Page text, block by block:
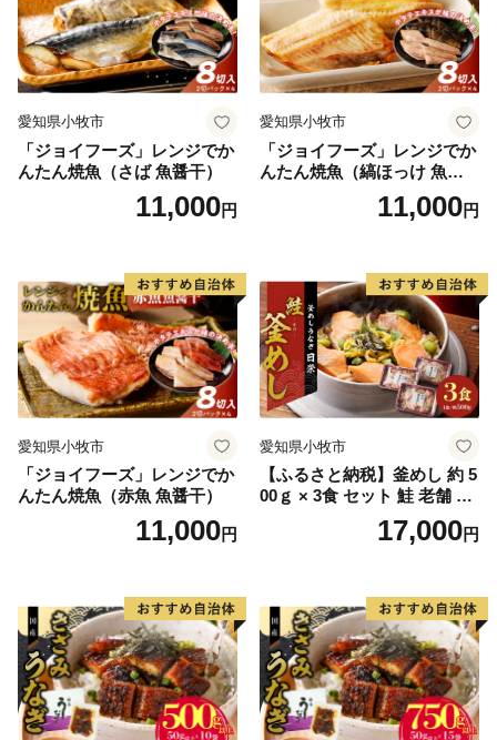
愛知県小牧市
「ジョイフーズ」レンジでか
んたん焼魚（さば 魚醤干）
11,000円
愛知県小牧市
「ジョイフーズ」レンジでか
んたん焼魚（縞ほっけ 魚醤
11,000円
愛知県小牧市
「ジョイフーズ」レンジでか
んたん焼魚（赤魚 魚醤干）
11,000円
愛知県小牧市
【ふるさと納税】釜めし 約 5
00ｇ × 3食 セット 鮭 老舗 急
速冷凍 レンチン 時短 簡単調
理 食品 加工品 海鮮 手作り
り寄せグルメ 愛知県 小牧市
送料無料
17,000円